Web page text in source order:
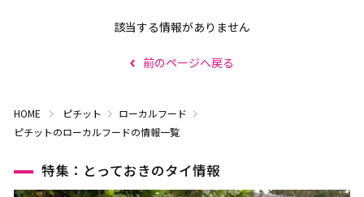
該当する情報がありません
前のページへ戻る
HOME ピチット
ローカルフード
ピチットのローカルフードの情報一覧
特集：とっておきのタイ情報